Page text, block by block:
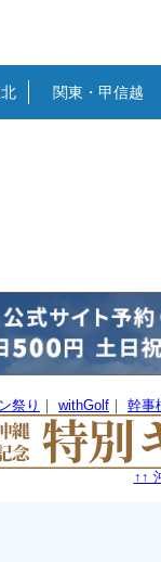
関東・甲信越
祭り ｜ withGolf ｜ 幹事
↑↑